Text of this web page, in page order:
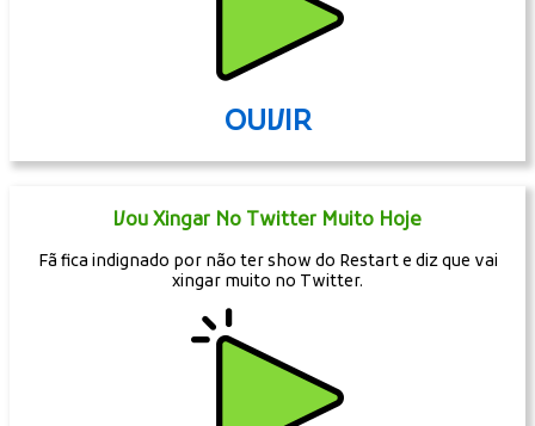
OUVIR
Vou Xingar No Twitter Muito Hoje
Fã fica indignado por não ter show do Restart e diz que vai
xingar muito no Twitter.